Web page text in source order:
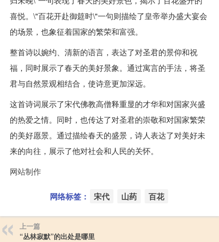
喜悦。\"百花开赴御筵时\"一句则描绘了皇帝举办盛大宴会
的场景，也象征着国家的繁荣和富强。
整首诗以婉约、清新的语言，表达了对圣君的景仰和祝
福，同时展示了春天的美好景象。通过寓言的手法，将圣
君与自然景观相结合，使诗意更加深远。
这首诗词展示了宋代佛教高僧释重显的才华和对国家兴盛
的热爱之情。同时，也传达了对圣君的崇敬和对国家繁荣
的美好愿景。通过描绘春天的盛景，诗人表达了对美好未
来的向往，展示了他对社会和人民的关怀。
网站制作
网络标签： 宋代 山药 百花
上一篇
“丛林寂默”的出处是哪里